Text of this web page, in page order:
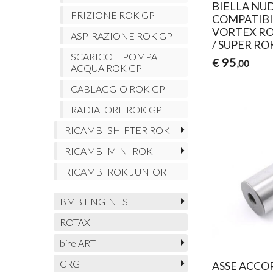
BIELLA
VORTEX
/ SUPER
€ 95,00
ASSE
FRIZIONE ROK GP
ASPIRAZIONE ROK GP
SCARICO E POMPA
ACQUA ROK GP
CABLAGGIO ROK GP
RADIATORE ROK GP
RICAMBI SHIFTER ROK
RICAMBI MINI ROK
RICAMBI ROK JUNIOR
BMB ENGINES
ROTAX
birelART
CRG